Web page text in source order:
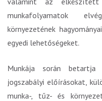
munkafolyamatok
környezetének
egyedi lehetőségeket.
Munkája során betartja
jogszabályi előírásokat,
munka-, tűz- és